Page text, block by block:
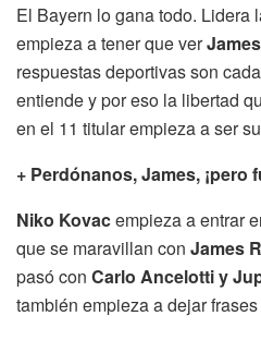
El Bayern lo gana todo. Lidera
empieza a tener que ver
respuestas deportivas son
entiende y por eso la libertad
en el 11 titular empieza a ser
+ Perdónanos, James, ¡pero
Niko Kovacempieza a entrar
que se maravillan con James
pasó con Carlo Ancelotti y
también empieza a dejar frases